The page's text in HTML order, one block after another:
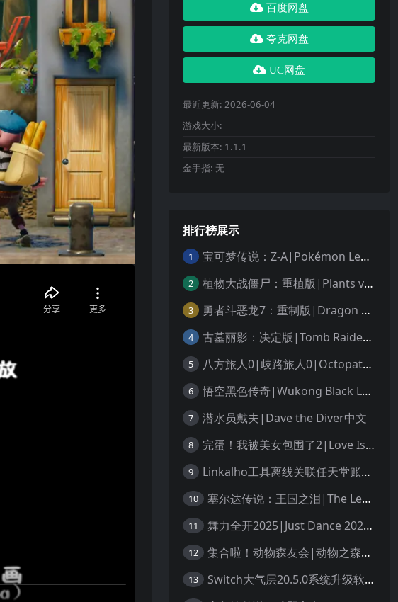
百度网盘
夸克网盘
UC网盘
最近更新: 2026-06-04
游戏大小:
最新版本: 1.1.1
金手指: 无
排行榜展示
1 宝可梦传说：Z-A|Pokémon Legends: Z-A中文
2 植物大战僵尸：重植版|Plants vs. Zombies: Replanted中文
3 勇者斗恶龙7：重制版|Dragon Quest VII Reimagined中文
4 古墓丽影：决定版|Tomb Raider: Definitive Edition中文
5 八方旅人0|歧路旅人0|Octopath Traveler 0中文
6 悟空黑色传奇|Wukong Black Legend
7 潜水员戴夫|Dave the Diver中文
8 完蛋！我被美女包围了2|Love Is All Around 2中文
9 Linkalho工具离线关联任天堂账户教程
10 塞尔达传说：王国之泪|The Legend of Zelda: Tears of the Kingdom中文
11 舞力全开2025|Just Dance 2025中文
12 集合啦！动物森友会|动物之森|Animal Crossing: New Horizons中文
13 Switch大气层20.5.0系统升级软硬破通用教程